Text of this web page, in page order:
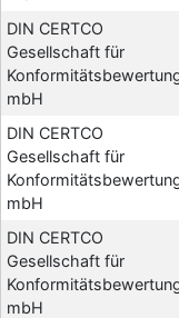
DIN CERTCO
Gesellschaft für
mbH
DIN CERTCO
Gesellschaft für
mbH
DIN CERTCO
Gesellschaft für
mbH